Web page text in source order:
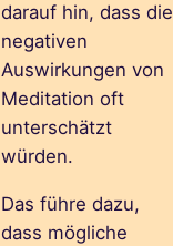
darauf hin, dass die
negativen
Auswirkungen von
Meditation oft
unterschätzt
würden.
Das führe dazu,
dass mögliche